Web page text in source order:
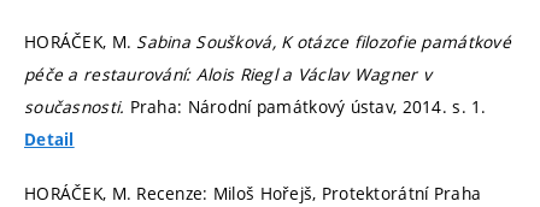
HORÁČEK, M. Sabina Soušková, K otázce filozofie památkové
péče a restaurování: Alois Riegl a Václav Wagner v
současnosti. Praha: Národní památkový ústav, 2014.s. 1.
Detail
HORÁČEK, M. Recenze: Miloš Hořejš, Protektorátní Praha